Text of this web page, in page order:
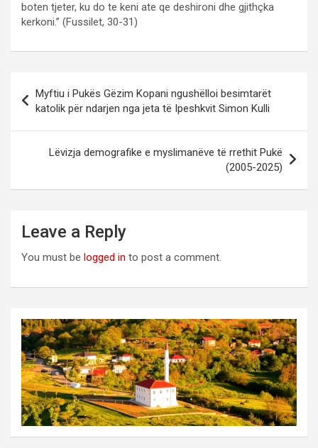
boten tjeter, ku do te keni ate qe deshironi dhe gjithçka
kerkoni.” (Fussilet, 30-31)
navigation
Myftiu i Pukës Gëzim Kopani ngushëlloi besimtarët
katolik për ndarjen nga jeta të Ipeshkvit Simon Kulli
Lëvizja demografike e myslimanëve të rrethit Pukë
(2005-2025)
Leave a Reply
You must be logged in to post a comment.